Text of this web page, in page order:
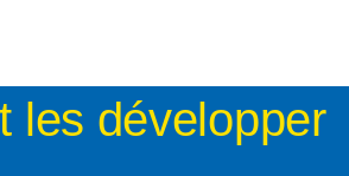
les développer